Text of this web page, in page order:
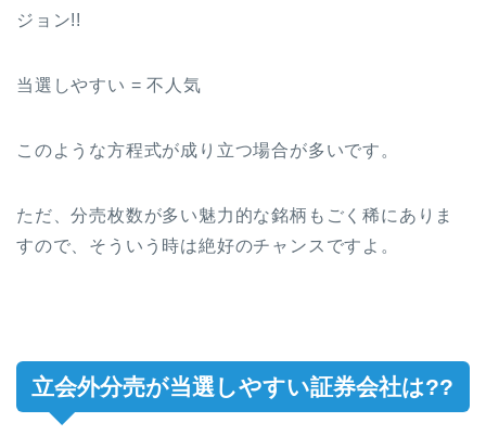
ジョン!!
当選しやすい = 不人気
このような方程式が成り立つ場合が多いです。
ただ、分売枚数が多い魅力的な銘柄もごく稀にありま
すので、そういう時は絶好のチャンスですよ。
立会外分売が当選しやすい証券会社は??